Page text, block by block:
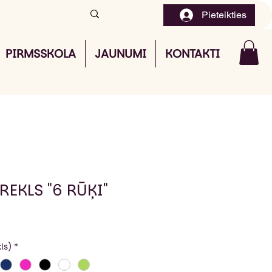
PIRMSSKOLA JAUNUMI KONTAKTI
Pieteikties
"6 RŪĶI"
*